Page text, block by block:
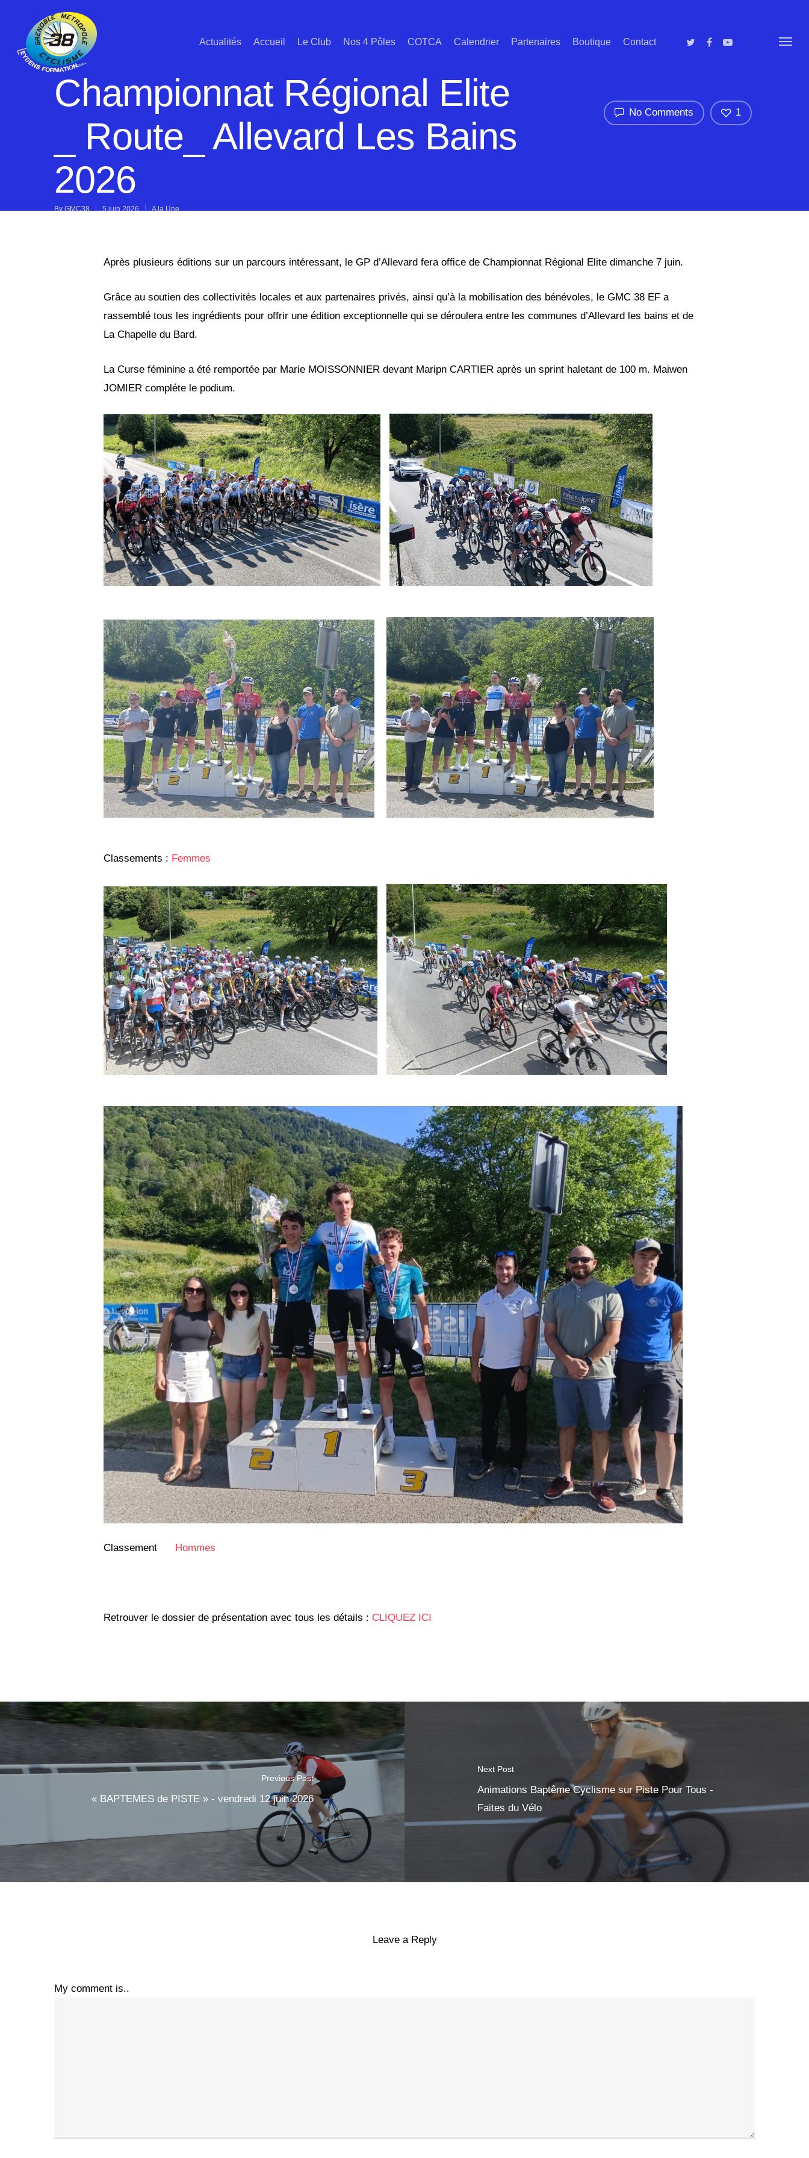
Actualités Accueil Le Club Nos 4 Pôles COTCA Calendrier Partenaires Boutique Contact
Championnat Régional Elite
_ Route_ Allevard Les Bains
2026
ByGMC38 5 juin 2026 A la Une
No Comments 1
Après plusieurs éditions sur un parcours intéressant, le GP d’Allevard fera office de Championnat Régional Elite dimanche 7 juin.
Grâce au soutien des collectivités locales et aux partenaires privés, ainsi qu’à la mobilisation des bénévoles, le GMC 38 EF a
rassemblé tous les ingrédients pour offrir une édition exceptionnelle qui se déroulera entre les communes d’Allevard les bains et de
La Chapelle du Bard.
La Curse féminine a été remportée par Marie MOISSONNIER devant Maripn CARTIER après un sprint haletant de 100 m. Maiwen
JOMIER compléte le podium.
Classements : Femmes
Classement Hommes
Retrouver le dossier de présentation avec tous les détails : CLIQUEZ ICI
Previous Post
« BAPTEMES de PISTE » - vendredi 12 juin 2026
Next Post
Animations Baptême Cyclisme sur Piste Pour Tous -
Faites du Vélo
Leave a Reply
My comment is..